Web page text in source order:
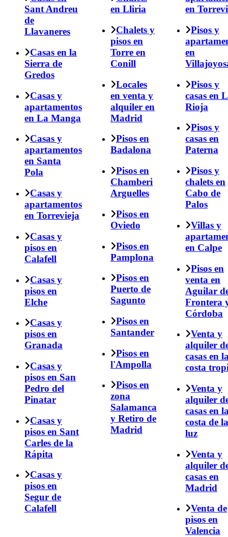
Sant Andreu
de
Llavaneres
Casas en la
Sierra de
Gredos
Casas y
apartamentos
en La Manga
Casas y
apartamentos
en Santa
Pola
Casas y
apartamentos
en Torrevieja
Casas y
pisos en
Calafell
Casas y
pisos en
Elche
Casas y
pisos en
Granada
Casas y
pisos en San
Pedro del
Pinatar
Casas y
pisos en Sant
Carles de la
Rápita
Casas y
pisos en
Segur de
Calafell
en Lliria
Chalets y
pisos en
Torre en
Conill
Locales
en venta y
alquiler en
Madrid
Pisos en
Badalona
Pisos en
Chamberi
Arguelles
Pisos en
Oviedo
Pisos en
Pamplona
Pisos en
Puerto de
Sagunto
Pisos en
Santander
Pisos en
l'Ampolla
Pisos en
zona
Salamanca
y Retiro de
Madrid
en
Pisos y
en
Pisos y
casas en
Rioja
Pisos y
casas en
Paterna
Pisos y
chalets en
Cabo de
Palos
Villas y
en Calpe
Pisos en
venta en
Aguilar
Frontera
Córdoba
Venta y
alquiler
casas en
costa
Venta y
alquiler
casas en
costa de la
luz
Venta y
alquiler
casas en
Madrid
Venta de
pisos en
Valencia